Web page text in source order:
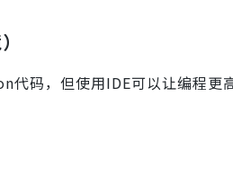
代码，但使用IDE可以让编程